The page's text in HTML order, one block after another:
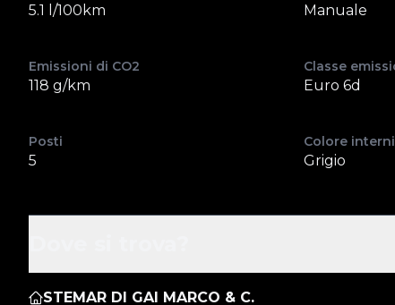
5.1 l/100km Manuale
Emissioni di CO2
118 g/km
Classe
Euro 6d
Posti
5
Colore interni
Grigio
STEMAR DI GAI MARCO & C.